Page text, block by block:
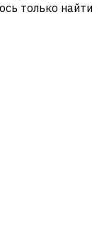
только найти